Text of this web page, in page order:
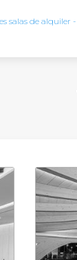
salas de alquiler -